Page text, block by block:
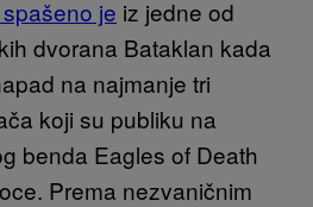
je iz jedne od
dvorana Bataklan kada
na najmanje tri
koji su publiku na
benda Eagles of Death
Prema nezvaničnim